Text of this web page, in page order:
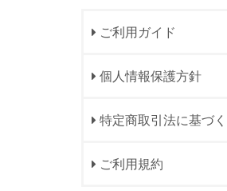
ご利用ガイド
個人情報保護方針
特定商取引法に基づ
ご利用規約